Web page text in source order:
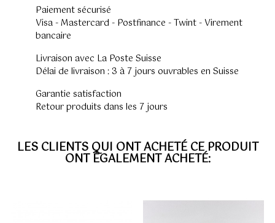
Paiement sécurisé
Visa - Mastercard - Postfinance - Twint - Virement
bancaire
Livraison avec La Poste Suisse
Délai de livraison : 3 à 7 jours ouvrables en Suisse
Garantie satisfaction
Retour produits dans les 7 jours
LES CLIENTS QUI ONT ACHETÉ CE PRODUIT
ONT ÉGALEMENT ACHETÉ: